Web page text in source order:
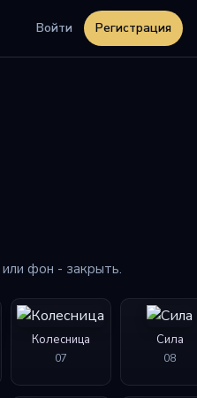
Войти Регистрация
или фон - закрыть.
Колесница
07
Сила
08